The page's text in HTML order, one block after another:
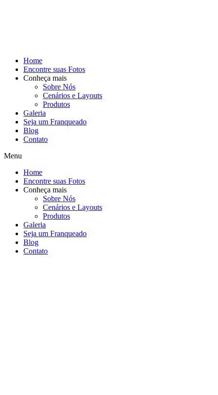
Home
Encontre suas Fotos
Conheça mais
Sobre Nós
Cenários e Layouts
Produtos
Galeria
Seja um Franqueado
Blog
Contato
Menu
Home
Encontre suas Fotos
Conheça mais
Sobre Nós
Cenários e Layouts
Produtos
Galeria
Seja um Franqueado
Blog
Contato